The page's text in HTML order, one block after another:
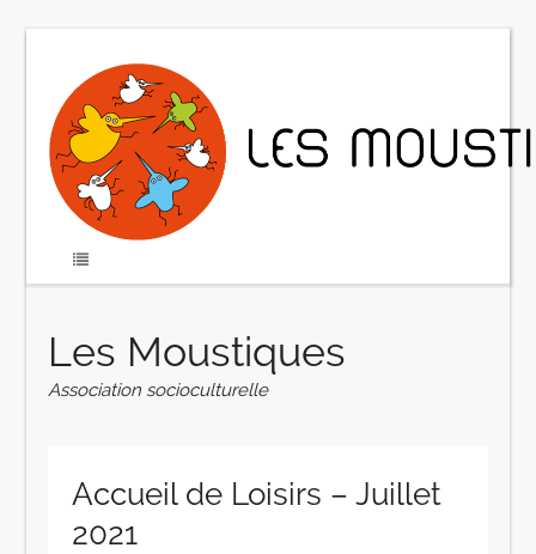
Les Moustiques
Association socioculturelle
Accueil de Loisirs – Juillet
2021